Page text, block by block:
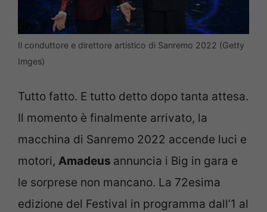
Il conduttore e direttore artistico di Sanremo 2022 (Getty
Imges)
Tutto fatto. E tutto detto dopo tanta attesa.
Il momento è finalmente arrivato, la
macchina di Sanremo 2022 accende luci e
motori, Amadeus annuncia i Big in gara e
le sorprese non mancano. La 72esima
edizione del Festival in programma dall’1 al